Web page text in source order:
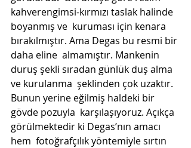
kahverengimsi-kırmızı taslak halinde
boyanmış ve  kuruması için kenara
bırakılmıştır. Ama Degas bu resmi bir
daha eline  almamıştır. Mankenin
duruş şekli sıradan günlük duş alma
ve kurulanma  şeklinden çok uzaktır.
Bunun yerine eğilmiş haldeki bir
gövde pozuyla  karşılaşıyoruz. Açıkça
görülmektedir ki Degas’nın amacı
hem  fotoğrafçılık yöntemiyle sırtın